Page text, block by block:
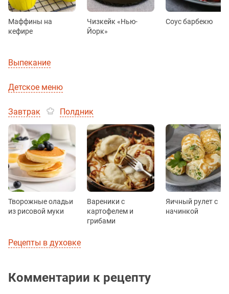
Маффины на
кефире
Чизкейк «Нью-
Йорк»
Соус барбекю
Выпекание
Детское меню
Завтрак Полдник
Творожные оладьи
из рисовой муки
Вареники с
картофелем и
грибами
Яичный рулет с
начинкой
Рецепты в духовке
Комментарии к рецепту